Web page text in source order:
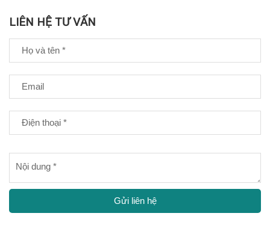
LIÊN HỆ TƯ VẤN